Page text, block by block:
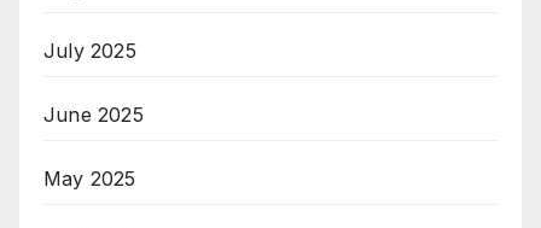
July 2025
June 2025
May 2025